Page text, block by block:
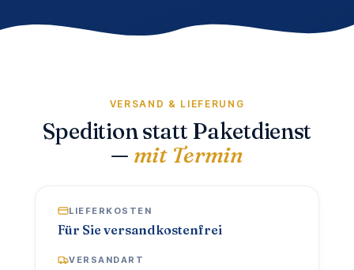
VERSAND & LIEFERUNG
Spedition statt Paketdienst
— mit Termin
LIEFERKOSTEN
Für Sie versandkostenfrei
VERSANDART